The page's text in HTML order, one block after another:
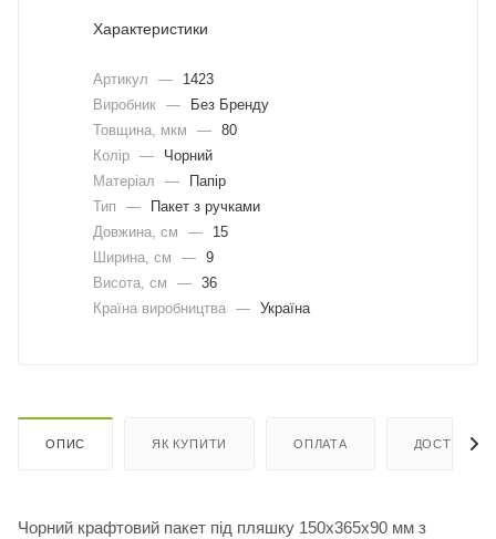
Характеристики
Артикул —
1423
Виробник —
Без Бренду
Товщина, мкм
— 80
Колір —
Чорний
Матеріал
—
Папір
Тип
—
Пакет з ручками
Довжина, cм
—
15
Ширина, cм
— 9
Висота, см
— 36
Країна виробництва — Україна
ОПИС ЯК КУПИТИ ОПЛАТА ДОСТАВКА
Чорний крафтовий пакет під пляшку 150х365х90 мм з